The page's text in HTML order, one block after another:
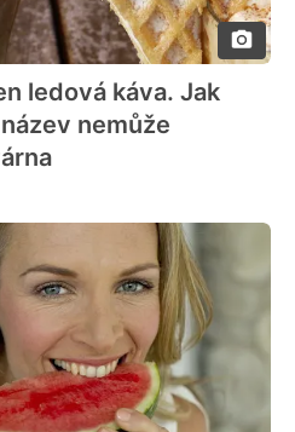
ledová káva. Jak
nemůže